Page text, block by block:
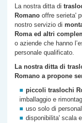
La nostra ditta di
Romano offre serieta'
nostro servizio di
Roma ed altri
o aziende che hanno
personale qualificato.
La nostra ditta di
Romano a propone
piccoli traslochi
imballaggio e
uso solo di
disponibilita' scala